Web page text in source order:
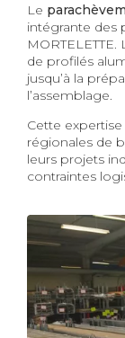
Le
intégrante des
de profilés
jusqu’à la
l’assemblage.
Cette
régionales de
leurs projets
contraintes